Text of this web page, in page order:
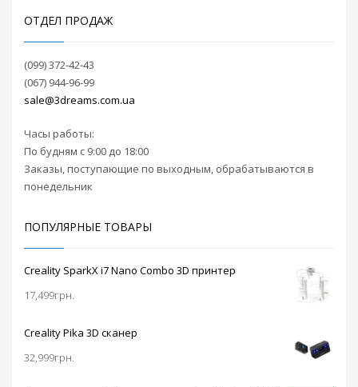
ОТДЕЛ ПРОДАЖ
(099) 372-42-43
(067) 944-96-99
sale@3dreams.com.ua
Часы работы:
По будням с 9:00 до 18:00
Заказы, поступающие по выходным, обрабатываются в
понедельник
ПОПУЛЯРНЫЕ ТОВАРЫ
Creality SparkX i7 Nano Combo 3D принтер
17,499грн.
Creality Pika 3D сканер
32,999грн.